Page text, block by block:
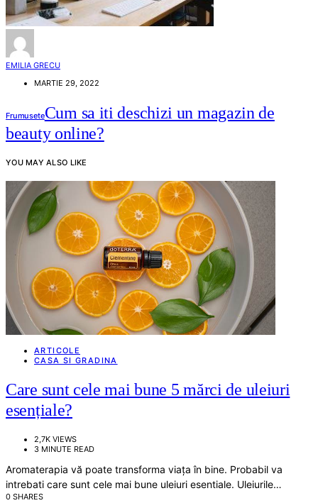
EMILIA GRECU
MARTIE 29, 2022
FrumuseteCum sa iti deschizi un magazin de
beauty online?
YOU MAY ALSO LIKE
ARTICOLE
CASA SI GRADINA
Care sunt cele mai bune 5 mărci de uleiuri
esențiale?
2,7K VIEWS
3 MINUTE READ
Aromaterapia vă poate transforma viața în bine. Probabil va
intrebati care sunt cele mai bune uleiuri esentiale. Uleiurile…
0 SHARES